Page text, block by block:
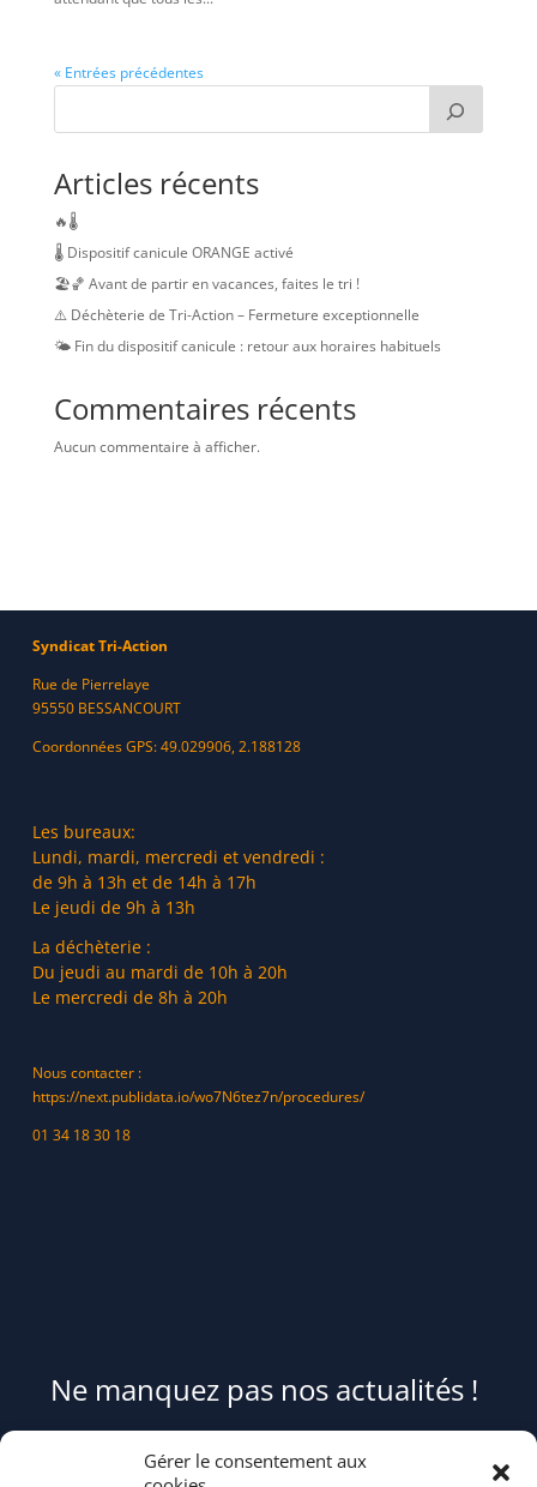
Gérer le consentement aux
« Entrées précédentes
Articles récents
🔥🌡️
🌡️ Dispositif canicule ORANGE activé
🏖️🏀 Avant de partir en vacances, faites le tri !
⚠️ Déchèterie de Tri-Action – Fermeture exceptionnelle
🌤️ Fin du dispositif canicule : retour aux horaires habituels
Commentaires récents
Aucun commentaire à afficher.
Syndicat Tri-Action
Rue de Pierrelaye
95550 BESSANCOURT
Coordonnées GPS: 49.029906, 2.188128
Les bureaux:
Lundi, mardi, mercredi et vendredi :
de 9h à 13h et de 14h à 17h
Le jeudi de 9h à 13h
La déchèterie :
Du jeudi au mardi de 10h à 20h
Le mercredi de 8h à 20h
Nous contacter :
https://next.publidata.io/wo7N6tez7n/procedures/
01 34 18 30 18
Ne manquez pas nos actualités !
conseils et astuces pour mieux trier et réduire vos déchets,